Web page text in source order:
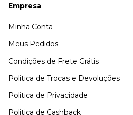
Empresa
Minha Conta
Meus Pedidos
Condições de Frete Grátis
Politica de Trocas e Devoluções
Politica de Privacidade
Politica de Cashback